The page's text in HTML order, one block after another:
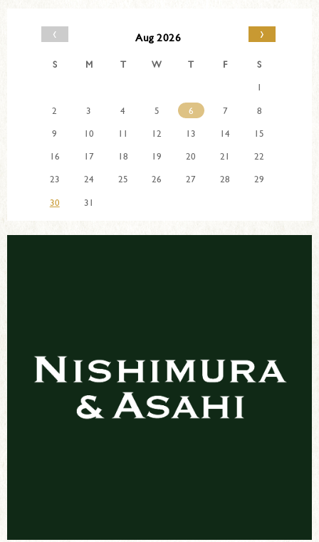
‹ Aug 2026 ›
S M T W T F
S
1
2
3 4 5 6 7
8
9
10 11 12 13 14
15
16
17 18 19 20 21
22
23
24 25 26 27 28
29
30
31